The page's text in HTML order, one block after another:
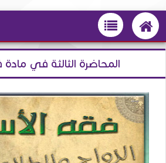
المحاضرة الثالثة في